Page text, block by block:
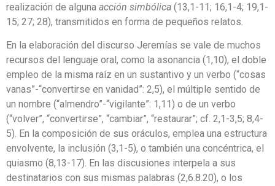
realización de alguna acción simbólica (13,1-11; 16,1-4; 19,1-
15; 27; 28), transmitidos en forma de pequeños relatos.
En la elaboración del discurso Jeremías se vale de muchos
recursos del lenguaje oral, como la asonancia (1,10), el doble
empleo de la misma raíz en un sustantivo y un verbo (“cosas
vanas”-“convertirse en vanidad”: 2,5), el múltiple sentido de
un nombre (“almendro”-“vigilante”: 1,11) o de un verbo
(“volver”, “convertirse”, “cambiar”, “restaurar”; cf. 2,1-3,5; 8,4-
5). En la composición de sus oráculos, emplea una estructura
envolvente, la inclusión (3,1-5), o también una concéntrica, el
quiasmo (8,13-17). En las discusiones interpela a sus
destinatarios con sus mismas palabras (2,6.8.20), o los